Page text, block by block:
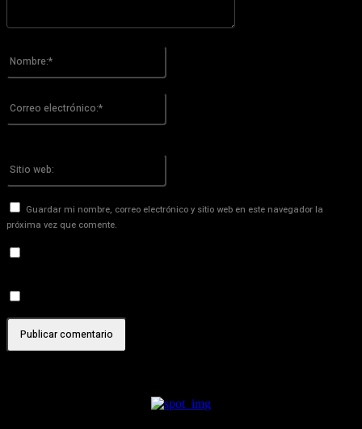
Nombre:*
Correo
Sitio
Guardar mi nombre, correo electrónico y sitio web en este navegador la
próxima vez que comente.